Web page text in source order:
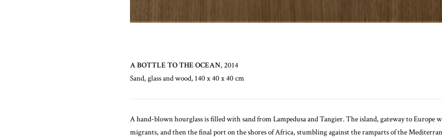
A BOTTLE TO THE OCEAN, 2014
Sand, glass and wood, 140 x 40 x 40 cm
A hand-blown hourglass is filled with sand from Lampedusa and Tangier. The island, gateway to Europe
migrants, and then the final port on the shores of Africa, stumbling against the ramparts of the